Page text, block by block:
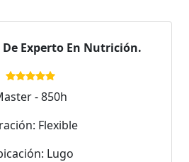
Experto En Nutrición.
- 850h
Flexible
Lugo